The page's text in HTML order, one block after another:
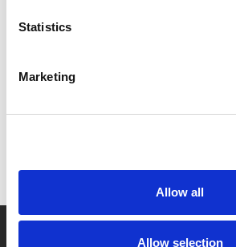
Statistics
Marketing
Allow all
Allow selection